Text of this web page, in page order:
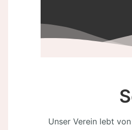
Unser Verein lebt